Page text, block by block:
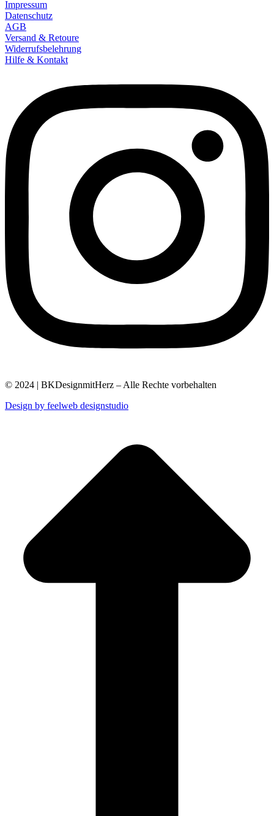
Impressum
Datenschutz
AGB
Versand & Retoure
Widerrufsbelehrung
Hilfe & Kontakt
© 2024 | BKDesignmitHerz – Alle Rechte vorbehalten
Design by feelweb designstudio